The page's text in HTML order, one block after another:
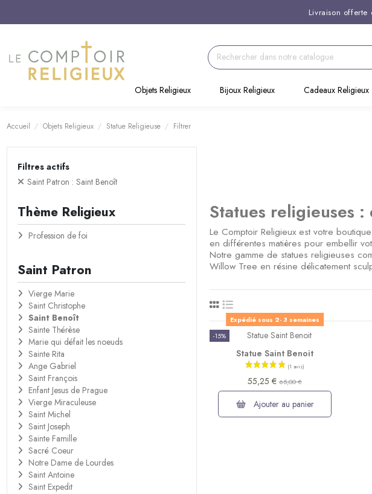
Livraison offerte
Support client
Commandez avant
Objets Religieux
Bijoux Religieux Cadeaux Religieux
Accueil Objets Religieux Statue Religieuse Filtrer
Statues religieuses
Le Comptoir Religieux est votre
en différentes matières pour embellir
Notre gamme de statues religieuses
Willow Tree en résine délicatement
-15%
Expédié sous 2- 3 semaines
Statue Saint Benoit
55,25 € 65,00 €
Ajouter au panier
Filtres actifs
Saint Patron : Saint Benoît
Thème Religieux
Profession de foi
Saint Patron
Vierge Marie
Saint Christophe
Saint Benoît
Sainte Thérèse
Marie qui défait les noeuds
Sainte Rita
Ange Gabriel
Saint François
Enfant Jesus de Prague
Vierge Miraculeuse
Saint Michel
Saint Joseph
Sainte Famille
Sacré Coeur
Notre Dame de Lourdes
Saint Antoine
Saint Expedit